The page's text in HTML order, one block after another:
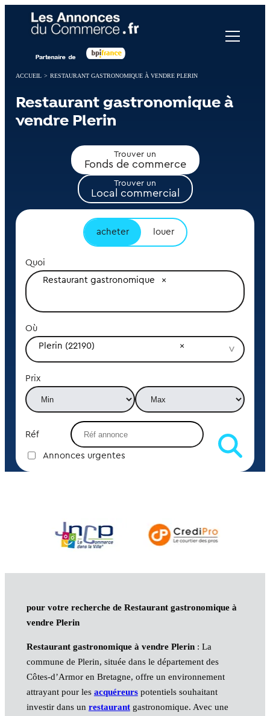
ACCUEIL > RESTAURANT GASTRONOMIQUE À VENDRE PLERIN
Restaurant gastronomique à
vendre Plerin
Trouver un
Fonds de commerce
Trouver un
Local commercial
acheter louer
Quoi
Restaurant gastronomique
Où
Plerin (22190)
Prix
Réf
Annonces urgentes
pour votre recherche de Restaurant gastronomique à
vendre Plerin
Restaurant gastronomique à vendre Plerin: La
commune de Plerin, située dans le département des
Côtes-d’Armor en Bretagne, offre un environnement
attrayant pour les acquéreurspotentiels souhaitant
investir dans un restaurantgastronomique. Avec une
Panneau de gestion des cookies